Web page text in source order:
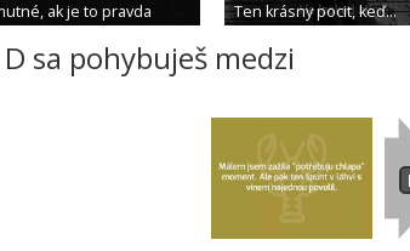
ak je to pravda Ten krásny pocit, keď...